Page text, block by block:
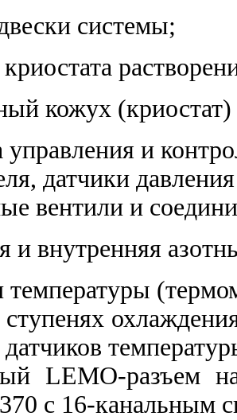
системы;
кожух
и
датчики
вентили и
и внутренняя
температуры
LEMO-разъем
c 16-канальным